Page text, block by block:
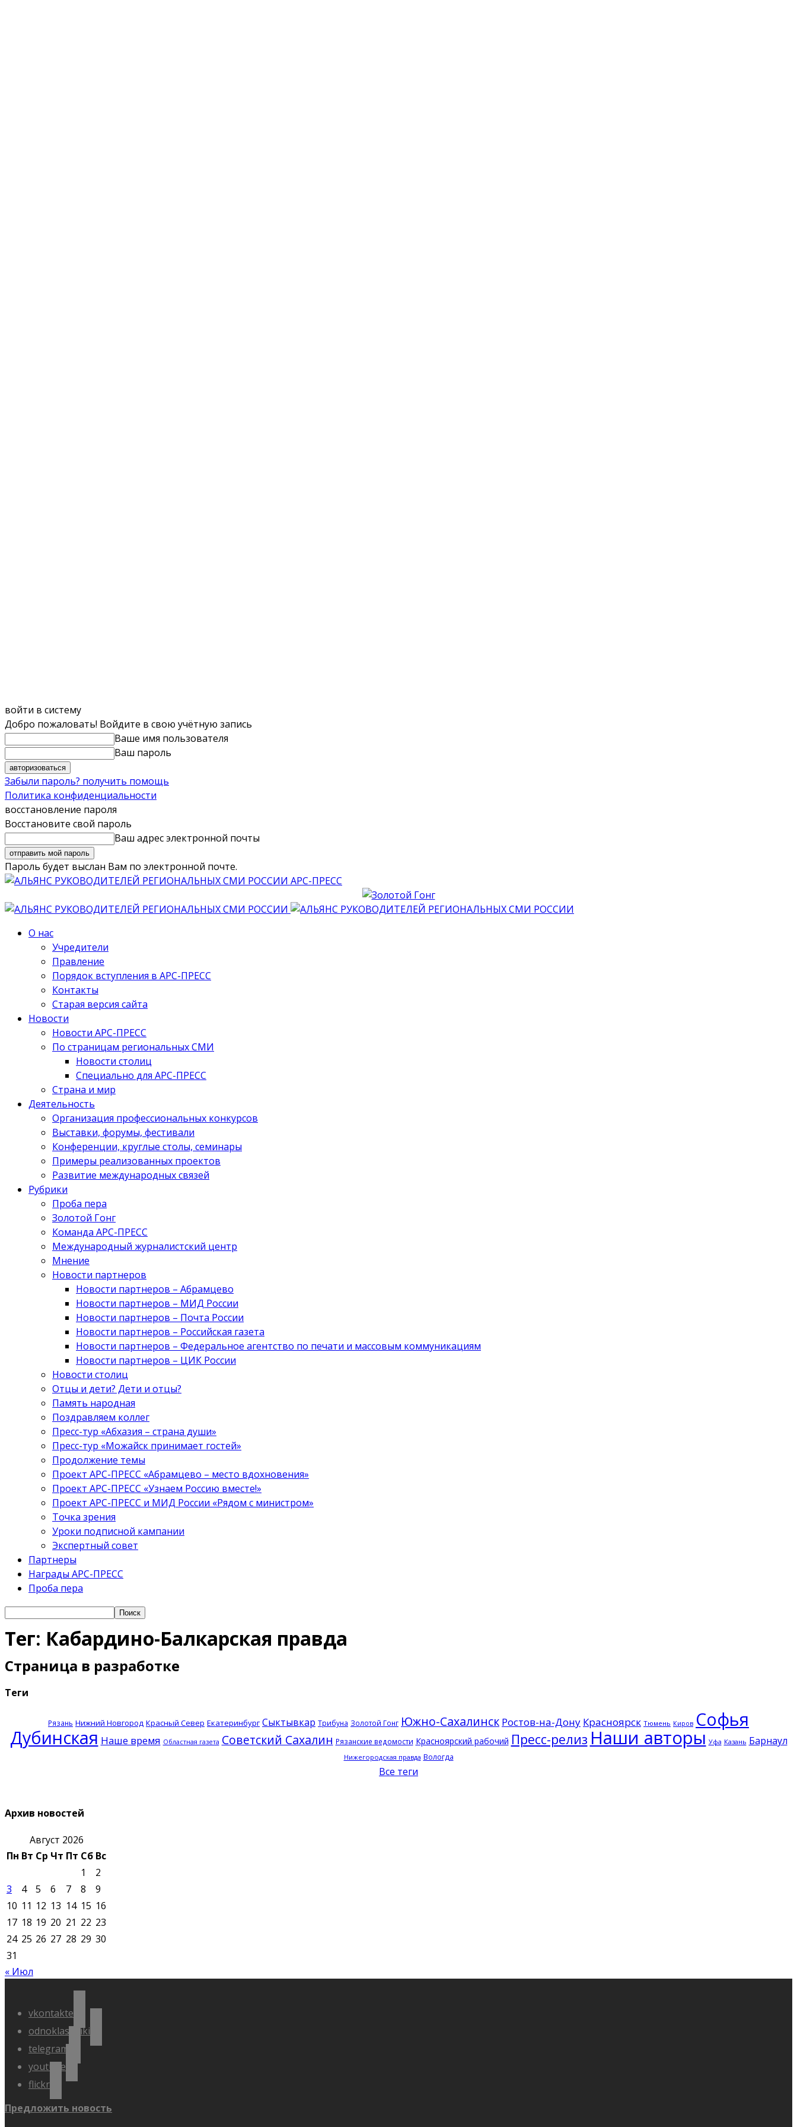
войти в систему
Добро пожаловать! Войдите в свою учётную запись
Ваше имя пользователя
Ваш пароль
Забыли пароль? получить помощь
Политика конфиденциальности
восстановление пароля
Восстановите свой пароль
Ваш адрес электронной почты
Пароль будет выслан Вам по электронной почте.
АРС-ПРЕСС
О нас
Учредители
Правление
Порядок вступления в АРС-ПРЕСС
Контакты
Старая версия сайта
Новости
Новости АРС-ПРЕСС
По страницам региональных СМИ
Новости столиц
Специально для АРС-ПРЕСС
Страна и мир
Деятельность
Организация профессиональных конкурсов
Выставки, форумы, фестивали
Конференции, круглые столы, семинары
Примеры реализованных проектов
Развитие международных связей
Рубрики
Проба пера
Золотой Гонг
Команда АРС-ПРЕСС
Международный журналистский центр
Мнение
Новости партнеров
Новости партнеров – Абрамцево
Новости партнеров – МИД России
Новости партнеров – Почта России
Новости партнеров – Российская газета
Новости партнеров – Федеральное агентство по печати и массовым коммуникациям
Новости партнеров – ЦИК России
Новости столиц
Отцы и дети? Дети и отцы?
Память народная
Поздравляем коллег
Пресс-тур «Абхазия – страна души»
Пресс-тур «Можайск принимает гостей»
Продолжение темы
Проект АРС-ПРЕСС «Абрамцево – место вдохновения»
Проект АРС-ПРЕСС «Узнаем Россию вместе!»
Проект АРС-ПРЕСС и МИД России «Рядом с министром»
Точка зрения
Уроки подписной кампании
Экспертный совет
Партнеры
Награды АРС-ПРЕСС
Проба пера
Тег: Кабардино-Балкарская правда
Страница в разработке
Теги
Рязань Нижний Новгород Красный Север Екатеринбург Сыктывкар Трибуна Золотой Гонг Южно-Сахалинск Ростов-на-Дону Красноярск Тюмень Киров Софья
Дубинская Наше время Областная газета Советский Сахалин Рязанские ведомости Красноярский рабочий Пресс-релиз Наши авторы Уфа Казань Барнаул
Нижегородская правда Вологда
Все теги
Архив новостей
Август 2026
Пн Вт Ср Чт Пт Сб Вс
1
2
3
4 5 6 7 8
9
10 11 12 13 14 15 16
17 18 19 20 21 22 23
24 25 26 27 28 29 30
31
« Июл
vkontakte
odnoklassniki
telegram
youtube
flickr
Предложить новость